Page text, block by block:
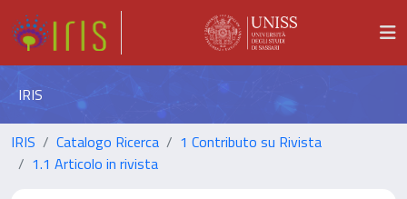
IRIS
IRIS Catalogo Ricerca
1 Contributo su Rivista
1.1 Articolo in rivista